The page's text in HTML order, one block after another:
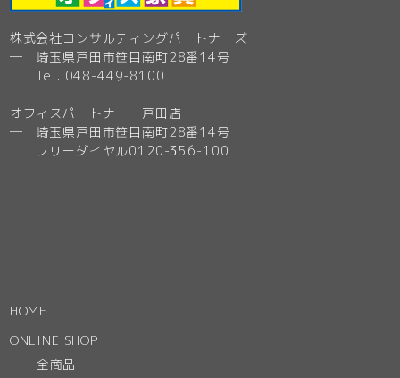
株式会社コンサルティングパートナーズ
─ 埼玉県戸田市笹目南町28番14号
Tel. 048-449-8100
オフィスパートナー 戸田店
─ 埼玉県戸田市笹目南町28番14号
フリーダイヤル0120-356-100
HOME
ONLINE SHOP
全商品